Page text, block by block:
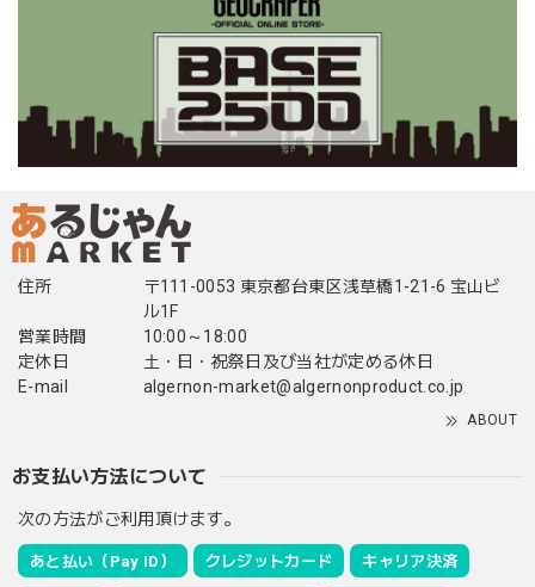
住所
〒111-0053 東京都台東区浅草橋1-21-6 宝山ビ
ル1F
営業時間
10:00～18:00
定休日
土・日・祝祭日及び当社が定める休日
E-mail
algernon-market@algernonproduct.co.jp
ABOUT
お支払い方法について
次の方法がご利用頂けます。
あと払い（Pay ID） クレジットカード キャリア決済